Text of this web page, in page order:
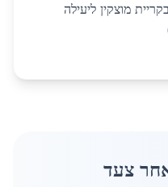
מוצקין ליעילה
צעד